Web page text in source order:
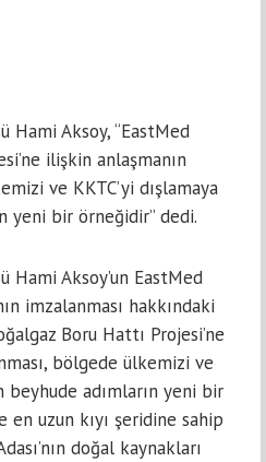
Hami Aksoy, “EastMed
ilişkin anlaşmanın
ve KKTC’yi dışlamaya
yeni bir örneğidir” dedi.
Hami Aksoy’un EastMed
imzalanması hakkındaki
Boru Hattı Projesi’ne
bölgede ülkemizi ve
beyhude adımların yeni bir
en uzun kıyı şeridine sahip
doğal kaynakları